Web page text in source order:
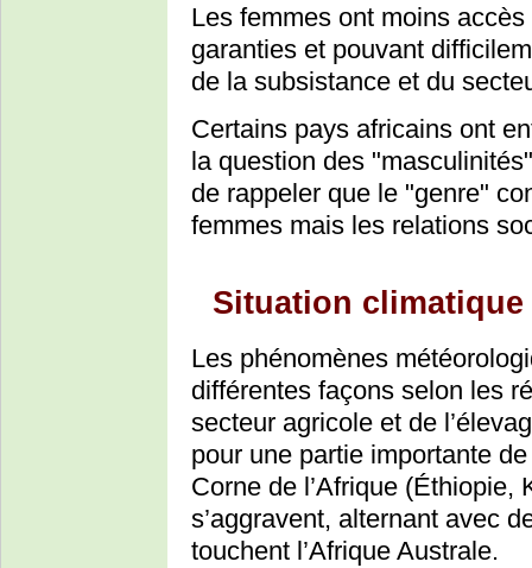
Les femmes ont moins
garanties et pouvant
de la subsistance et du
Certains pays africains ont
la question des
de rappeler que le "genre"
femmes mais les relations
Situation
Les phénomènes
différentes façons selon les
secteur agricole et de
pour une partie importante
Corne de l’Afrique
s’aggravent, alternant avec
touchent l’Afrique Australe.